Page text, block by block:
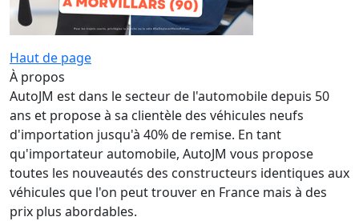
Haut de page
À propos
AutoJM est dans le secteur de l'automobile depuis 50
ans et propose à sa clientèle des véhicules neufs
d'importation jusqu'à 40% de remise. En tant
qu'importateur automobile, AutoJM vous propose
toutes les nouveautés des constructeurs identiques aux
véhicules que l'on peut trouver en France mais à des
prix plus abordables.